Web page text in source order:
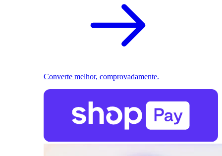
Converte melhor, comprovadamente.